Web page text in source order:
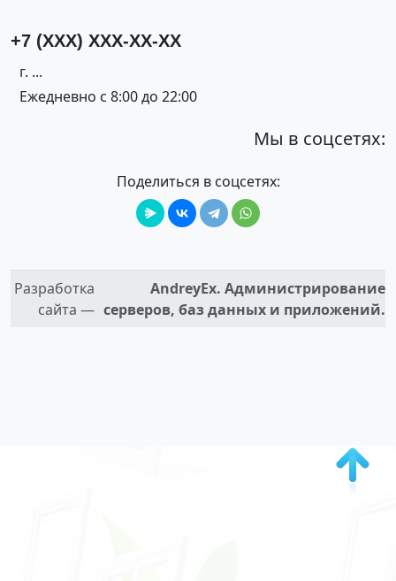
+7 (XXX) XXX-XX-XX
г. ...
Ежедневно с 8:00 до 22:00
Мы в соцсетях:
Поделиться в соцсетях:
Разработка
сайта —
AndreyEx. Администрирование
серверов, баз данных и приложений.